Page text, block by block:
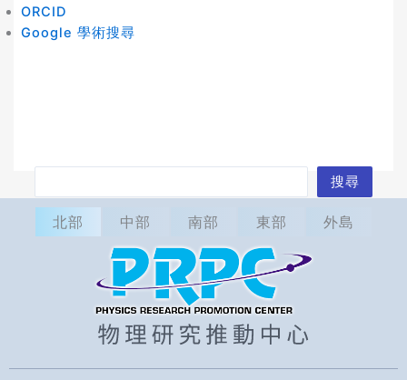
ORCID
Google 學術搜尋
尋
搜尋
北部 中部 南部 東部 外島